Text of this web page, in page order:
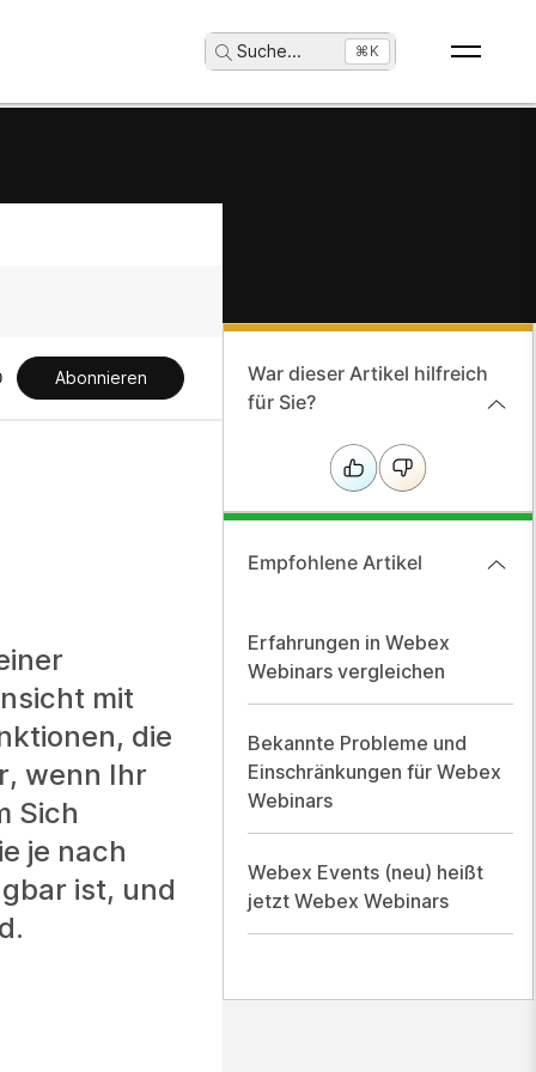
Suche... ⌘K
Abonnieren
mit
die
wenn Ihr
Sich
je nach
ist, und
War dieser Artikel hilfreich
für Sie?
Empfohlene Artikel
Erfahrungen in Webex
Webinars vergleichen
Bekannte Probleme und
Einschränkungen für Webex
Webinars
Webex Events (neu) heißt
jetzt Webex Webinars